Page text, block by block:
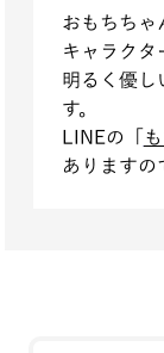
おもちちゃ
キャラクタ
明るく優
す。
LINEの「
ありますの